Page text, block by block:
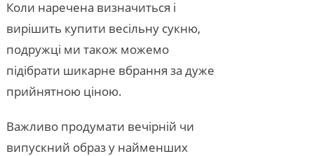
Коли наречена визначиться і
вирішить купити весільну сукню,
подружці ми також можемо
підібрати шикарне вбрання за дуже
прийнятною ціною.
Важливо продумати вечірній чи
випускний образ у найменших